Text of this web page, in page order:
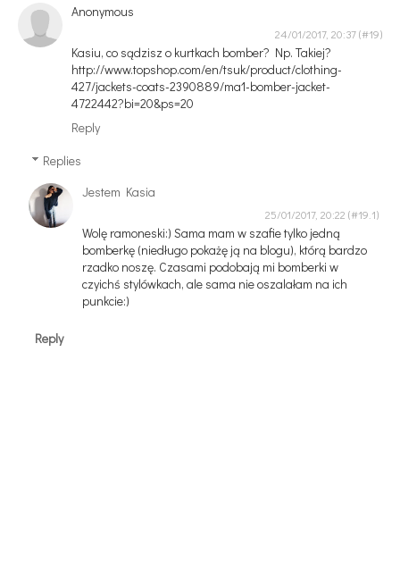
Anonymous
24/01/2017, 20:37
Kasiu, co sądzisz o kurtkach bomber? Np. Takiej?
http://www.topshop.com/en/tsuk/product/clothing-
427/jackets-coats-2390889/ma1-bomber-jacket-
4722442?bi=20&ps=20
Reply
Replies
Jestem Kasia
25/01/2017, 20:22
Wolę ramoneski:) Sama mam w szafie tylko jedną
bomberkę (niedługo pokażę ją na blogu), którą bardzo
rzadko noszę. Czasami podobają mi bomberki w
czyichś stylówkach, ale sama nie oszalałam na ich
punkcie:)
Reply